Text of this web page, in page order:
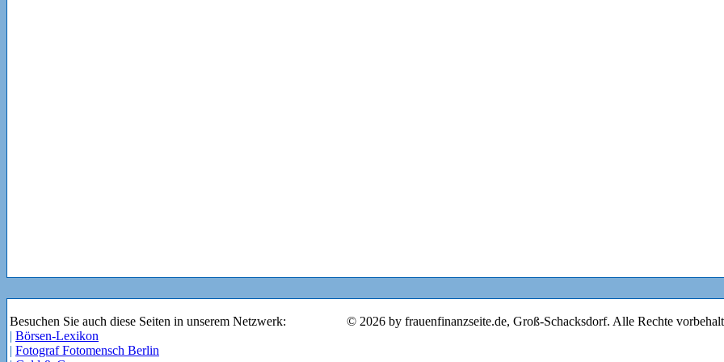
Besuchen Sie auch diese Seiten in unserem Netzwerk:
| Börsen-Lexikon
| Fotograf Fotomensch Berlin
© 2026 by frauenfinanzseite.de, Groß-Schacksdorf. Alle Rechte